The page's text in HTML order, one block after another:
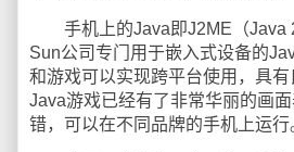
手机上的Java即J2ME（Java
Sun公司专门用于嵌入式设备的
和游戏可以实现跨平台使用，具
Java游戏已经有了非常华丽的画
错，可以在不同品牌的手机上运行